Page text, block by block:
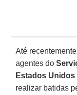
Até
agentes do
Estados Unidos
realizar batidas